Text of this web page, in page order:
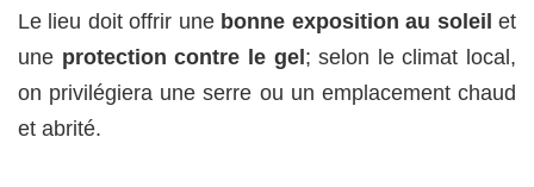
Le lieu doit offrir une bonne exposition au soleil et
une protection contre le gel ; selon le climat local,
on privilégiera une serre ou un emplacement chaud
et abrité.